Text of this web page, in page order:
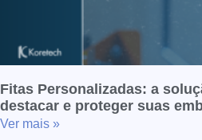
Fitas Personalizadas: a
destacar e proteger suas
Ver mais »